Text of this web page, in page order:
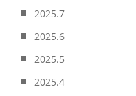
2025.7
2025.6
2025.5
2025.4